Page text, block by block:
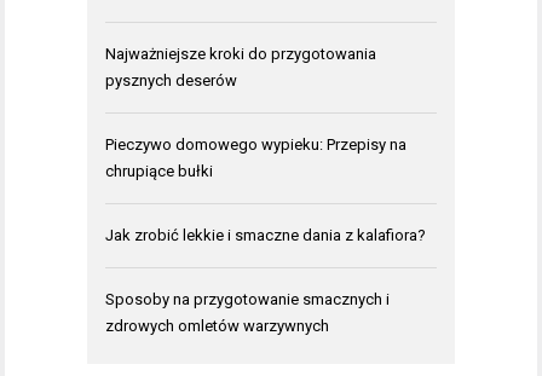
Najważniejsze kroki do przygotowania
pysznych deserów
Pieczywo domowego wypieku: Przepisy na
chrupiące bułki
Jak zrobić lekkie i smaczne dania z kalafiora?
Sposoby na przygotowanie smacznych i
zdrowych omletów warzywnych